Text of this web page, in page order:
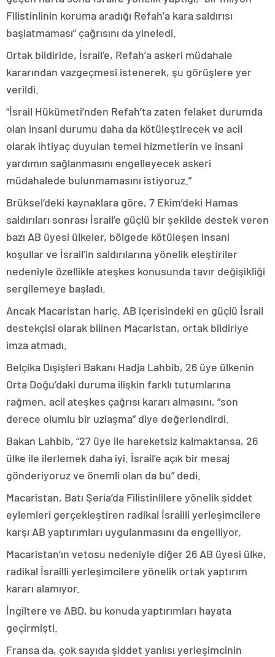
Filistinlinin koruma aradığı Refah’a kara saldırısı
başlatmaması” çağrısını da yineledi.
Ortak bildiride, İsrail’e, Refah’a askeri müdahale
kararından vazgeçmesi istenerek, şu görüşlere yer
verildi.
“İsrail Hükümeti’nden Refah’ta zaten felaket durumda
olan insani durumu daha da kötüleştirecek ve acil
olarak ihtiyaç duyulan temel hizmetlerin ve insani
yardımın sağlanmasını engelleyecek askeri
müdahalede bulunmamasını istiyoruz.”
Brüksel’deki kaynaklara göre, 7 Ekim’deki Hamas
saldırıları sonrası İsrail’e güçlü bir şekilde destek veren
bazı AB üyesi ülkeler, bölgede kötüleşen insani
koşullar ve İsrail’in saldırılarına yönelik eleştiriler
nedeniyle özellikle ateşkes konusunda tavır değişikliği
sergilemeye başladı.
Ancak Macaristan hariç. AB içerisindeki en güçlü İsrail
destekçisi olarak bilinen Macaristan, ortak bildiriye
imza atmadı.
Belçika Dışişleri Bakanı Hadja Lahbib, 26 üye ülkenin
Orta Doğu’daki duruma ilişkin farklı tutumlarına
rağmen, acil ateşkes çağrısı kararı almasını, “son
derece olumlu bir uzlaşma” diye değerlendirdi.
Bakan Lahbib, “27 üye ile hareketsiz kalmaktansa, 26
ülke ile ilerlemek daha iyi. İsrail’e açık bir mesaj
gönderiyoruz ve önemli olan da bu” dedi.
Macaristan, Batı Şeria’da Filistinlilere yönelik şiddet
eylemleri gerçekleştiren radikal İsrailli yerleşimcilere
karşı AB yaptırımları uygulanmasını da engelliyor.
Macaristan’ın vetosu nedeniyle diğer 26 AB üyesi ülke,
radikal İsrailli yerleşimcilere yönelik ortak yaptırım
kararı alamıyor.
İngiltere ve ABD, bu konuda yaptırımları hayata
geçirmişti.
Fransa da, çok sayıda şiddet yanlısı yerleşimcinin